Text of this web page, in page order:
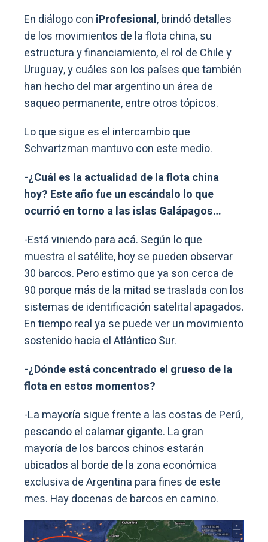
En diálogo con iProfesional, brindó detalles
de los movimientos de la flota china, su
estructura y financiamiento, el rol de Chile y
Uruguay, y cuáles son los países que también
han hecho del mar argentino un área de
saqueo permanente, entre otros tópicos.
Lo que sigue es el intercambio que
Schvartzman mantuvo con este medio.
-¿Cuál es la actualidad de la flota china
hoy? Este año fue un escándalo lo que
ocurrió en torno a las islas Galápagos…
-Está viniendo para acá. Según lo que
muestra el satélite, hoy se pueden observar
30 barcos. Pero estimo que ya son cerca de
90 porque más de la mitad se traslada con los
sistemas de identificación satelital apagados.
En tiempo real ya se puede ver un movimiento
sostenido hacia el Atlántico Sur.
-¿Dónde está concentrado el grueso de la
flota en estos momentos?
-La mayoría sigue frente a las costas de Perú,
pescando el calamar gigante. La gran
mayoría de los barcos chinos estarán
ubicados al borde de la zona económica
exclusiva de Argentina para fines de este
mes. Hay docenas de barcos en camino.